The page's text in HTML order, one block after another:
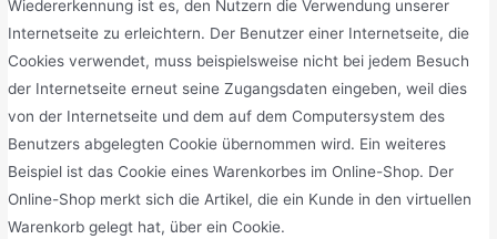
Wiedererkennung ist es, den Nutzern die Verwendung unserer
Internetseite zu erleichtern. Der Benutzer einer Internetseite, die
Cookies verwendet, muss beispielsweise nicht bei jedem Besuch
der Internetseite erneut seine Zugangsdaten eingeben, weil dies
von der Internetseite und dem auf dem Computersystem des
Benutzers abgelegten Cookie übernommen wird. Ein weiteres
Beispiel ist das Cookie eines Warenkorbes im Online-Shop. Der
Online-Shop merkt sich die Artikel, die ein Kunde in den virtuellen
Warenkorb gelegt hat, über ein Cookie.